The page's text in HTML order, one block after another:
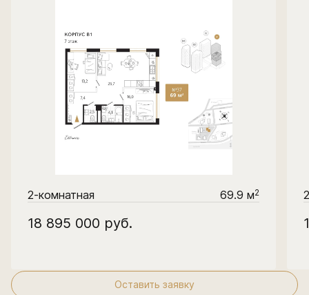
2-комнатная 69.9 м2
18 895 000 руб.
Оставить заявку